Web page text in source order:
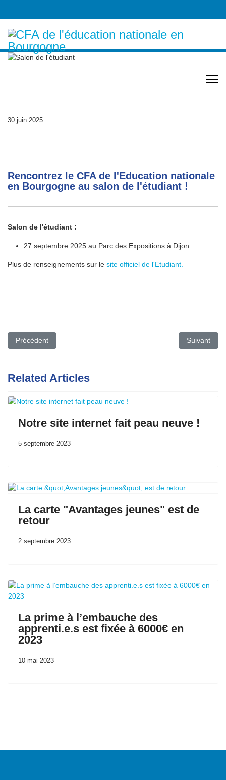
30 juin 2025
Rencontrez le CFA de l'Education nationale
en Bourgogne au salon de l'étudiant !
Salon de l'étudiant :
27 septembre 2025 au Parc des Expositions à Dijon
Plus de renseignements sur le site officiel de l'Etudiant.
Article précédent : SAISON 19 - Je filme le métier qui me plait
Précédent Article
Suivant
Related Articles
Notre site internet fait peau neuve !
5 septembre 2023
La carte "Avantages jeunes" est de
retour
2 septembre 2023
La prime à l’embauche des
apprenti.e.s est fixée à 6000€ en
2023
10 mai 2023